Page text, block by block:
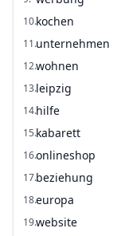
10.kochen
11.unternehmen
12.wohnen
13.leipzig
14.hilfe
15.kabarett
16.onlineshop
17.beziehung
18.europa
19.website